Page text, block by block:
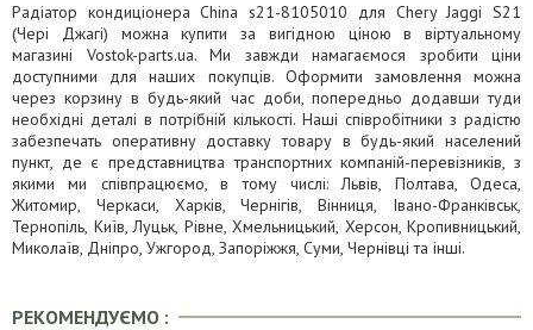
Радіатор кондиціонера China s21-8105010 для Chery Jaggi S21
(Чері Джагі) можна купити за вигідною ціною в віртуальному
магазині Vostok-parts.ua. Ми завжди намагаємося зробити ціни
доступними для наших покупців. Оформити замовлення можна
через корзину в будь-який час доби, попередньо додавши туди
необхідні деталі в потрібній кількості. Наші співробітники з радістю
забезпечать оперативну доставку товару в будь-який населений
пункт, де є представництва транспортних компаній-перевізників, з
якими ми співпрацюємо, в тому числі: Львів, Полтава, Одеса,
Житомир, Черкаси, Харків, Чернігів, Вінниця, Івано-Франківськ,
Тернопіль, Київ, Луцьк, Рівне, Хмельницький, Херсон, Кропивницький,
Миколаїв, Дніпро, Ужгород, Запоріжжя, Суми, Чернівці та інші.
РЕКОМЕНДУЄМО :